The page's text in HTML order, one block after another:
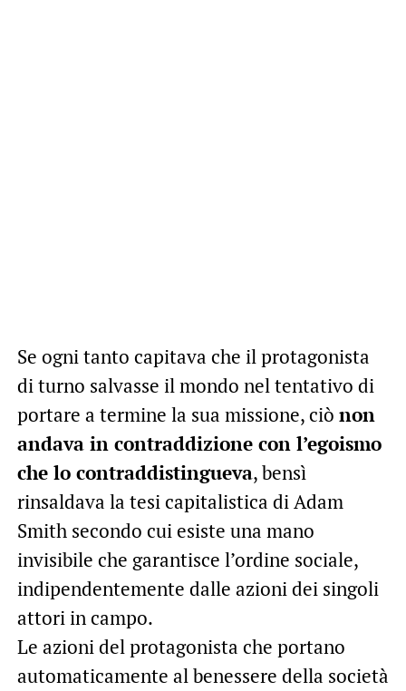
Se ogni tanto capitava che il protagonista
di turno salvasse il mondo nel tentativo di
portare a termine la sua missione, ciò non
andava in contraddizione con l’egoismo
che lo contraddistingueva, bensì
rinsaldava la tesi capitalistica di Adam
Smith secondo cui esiste una mano
invisibile che garantisce l’ordine sociale,
indipendentemente dalle azioni dei singoli
attori in campo.
Le azioni del protagonista che portano
automaticamente al benessere della società